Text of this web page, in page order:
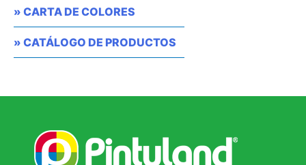
» CARTA DE COLORES
» CATÁLOGO DE PRODUCTOS